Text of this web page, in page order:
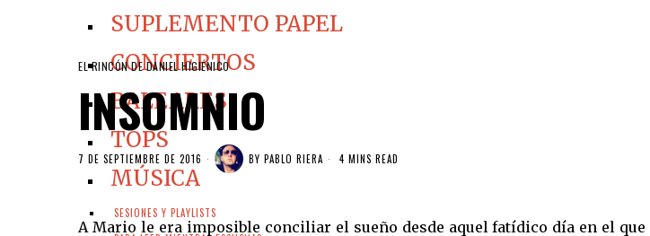
SUPLEMENTO PAPEL
CONCIERTOS
BALEARES
TOPS
MÚSICA
SESIONES Y PLAYLISTS
EL RINCÓN DE DANIEL HIGIÉNICO
INSOMNIO
7 DE SEPTIEMBRE DE 2016 BY PABLO RIERA 4 MINS READ
A Mario le era imposible conciliar el sueño desde aquel fatídico día en el